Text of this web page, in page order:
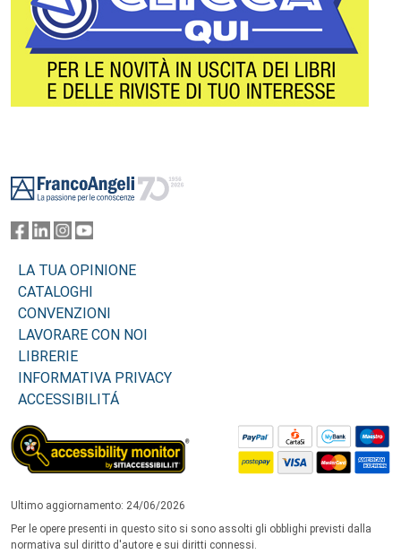
LA TUA OPINIONE
CATALOGHI
CONVENZIONI
LAVORARE CON NOI
LIBRERIE
INFORMATIVA PRIVACY
ACCESSIBILITÁ
Ultimo aggiornamento: 24/06/2026
Per le opere presenti in questo sito si sono assolti gli obblighi previsti dalla
normativa sul diritto d'autore e sui diritti connessi.